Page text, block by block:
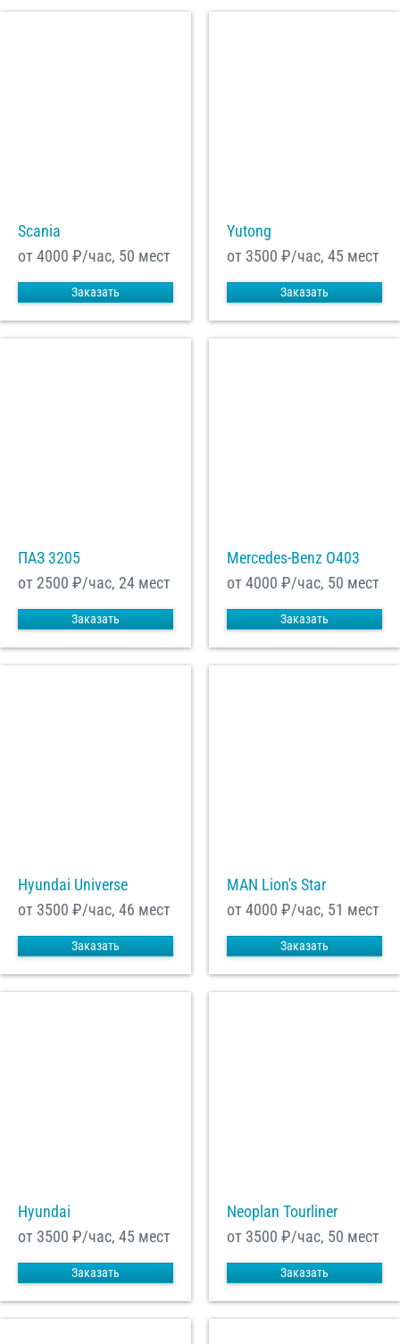
Scania
от 4000 ₽/час, 50 мест
Заказать
Yutong
от 3500 ₽/час, 45 мест
Заказать
ПАЗ 3205
от 2500 ₽/час, 24 мест
Заказать
Mercedes-Benz О403
от 4000 ₽/час, 50 мест
Заказать
Hyundai Universe
от 3500 ₽/час, 46 мест
Заказать
MAN Lion's Star
от 4000 ₽/час, 51 мест
Заказать
Hyundai
от 3500 ₽/час, 45 мест
Заказать
Neoplan Tourliner
от 3500 ₽/час, 50 мест
Заказать